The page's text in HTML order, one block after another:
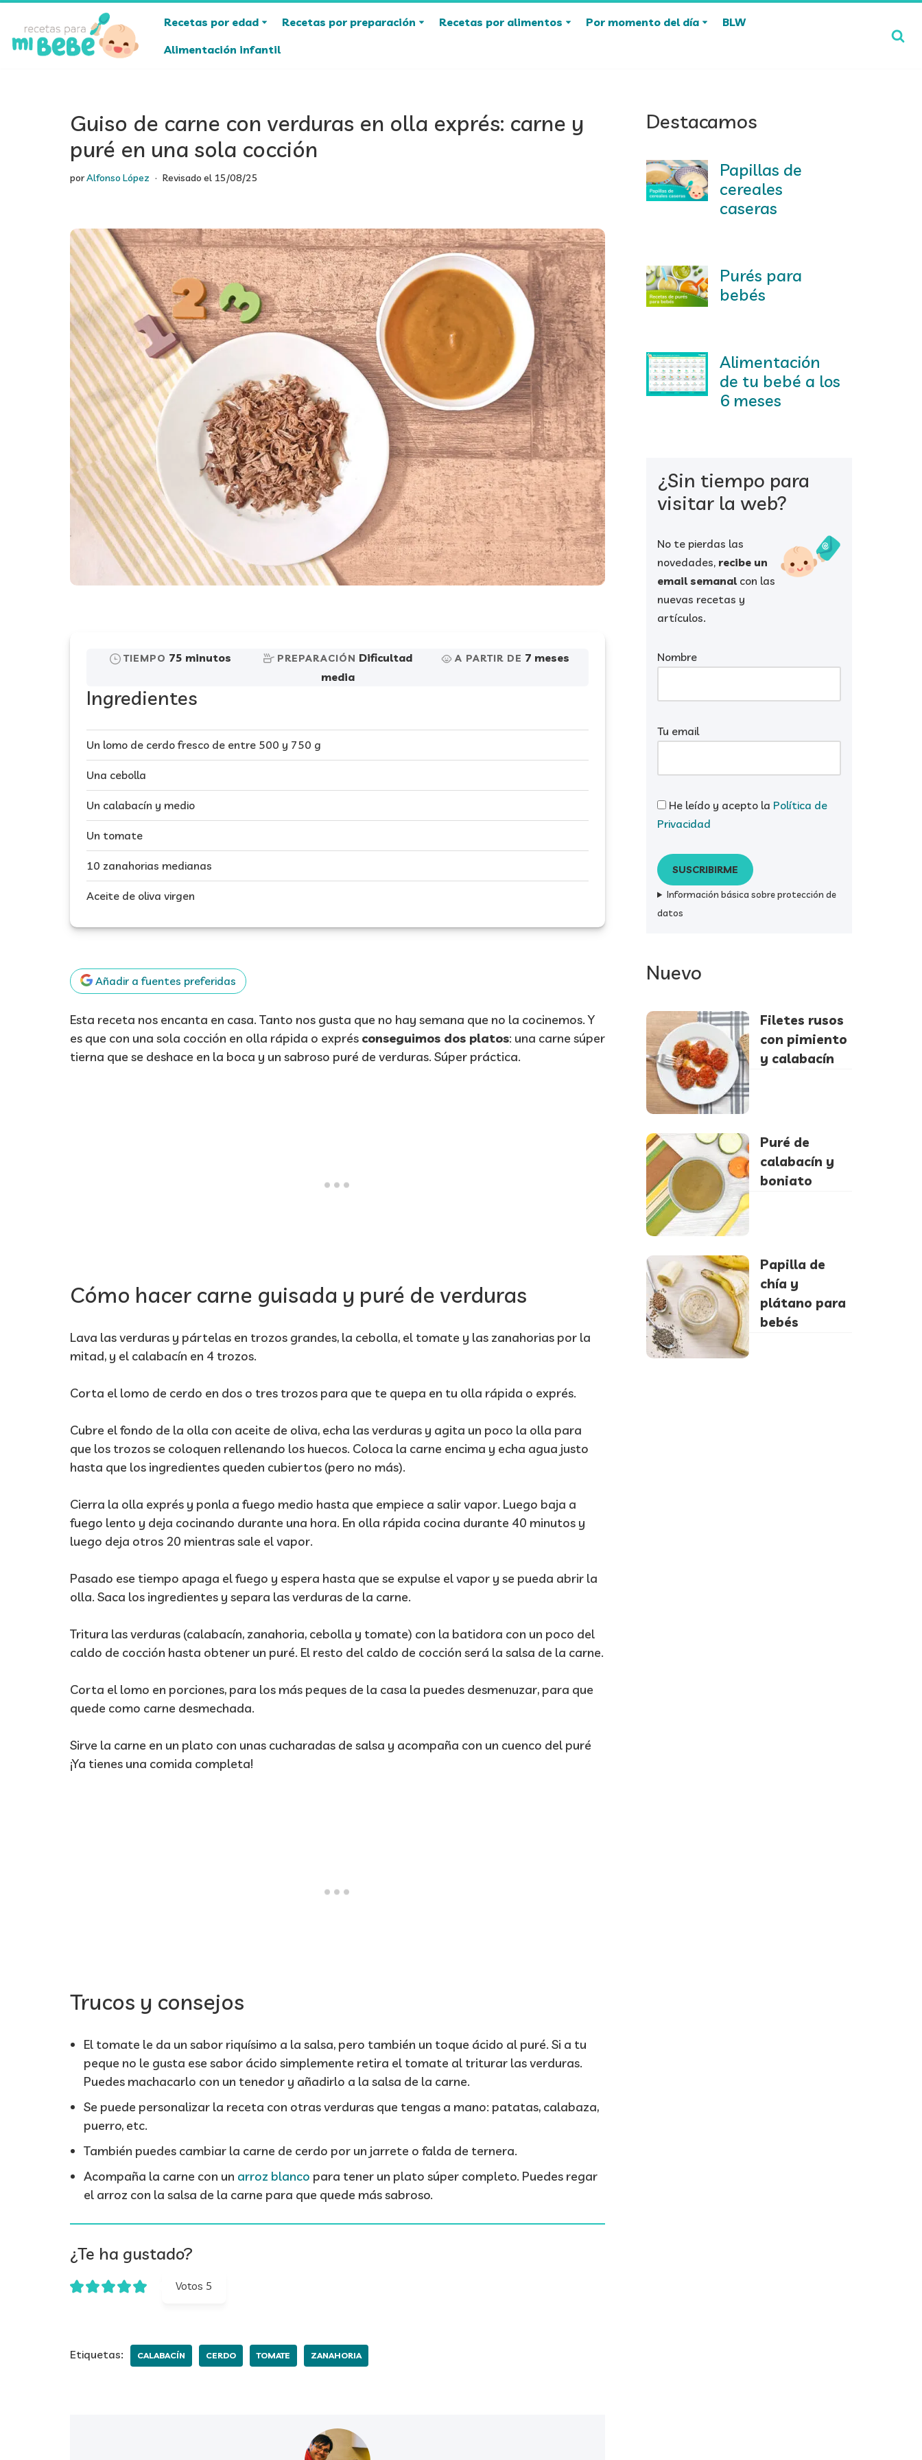
Saltar
Recetas por edad Recetas por preparación Recetas por alimentos Por momento del día
BLW
Alimentación infantil
Guiso de carne con verduras en olla exprés: carne y
puré en una sola cocción
porAlfonso López Revisado el 15/08/25
TIEMPO 75 minutos PREPARACIÓN Dificultad
media
A PARTIR DE 7 meses
Ingredientes
Un lomo de cerdo fresco de entre 500 y 750 g
Una cebolla
Un calabacín y medio
Un tomate
10 zanahorias medianas
Aceite de oliva virgen
Añadir a fuentes preferidas
Esta receta nos encanta en casa. Tanto nos gusta que no hay semana que no la cocinemos. Y
es que con una sola cocción en olla rápida o exprés conseguimos dos platos: una carne súper
tierna que se deshace en la boca y un sabroso puré de verduras. Súper práctica.
Cómo hacer carne guisada y puré de verduras
Lava las verduras y pártelas en trozos grandes, la cebolla, el tomate y las zanahorias por la
mitad, y el calabacín en 4 trozos.
Corta el lomo de cerdo en dos o tres trozos para que te quepa en tu olla rápida o exprés.
Cubre el fondo de la olla con aceite de oliva, echa las verduras y agita un poco la olla para
que los trozos se coloquen rellenando los huecos. Coloca la carne encima y echa agua justo
hasta que los ingredientes queden cubiertos (pero no más).
Cierra la olla exprés y ponla a fuego medio hasta que empiece a salir vapor. Luego baja a
fuego lento y deja cocinando durante una hora. En olla rápida cocina durante 40 minutos y
luego deja otros 20 mientras sale el vapor.
Pasado ese tiempo apaga el fuego y espera hasta que se expulse el vapor y se pueda abrir la
olla. Saca los ingredientes y separa las verduras de la carne.
Tritura las verduras (calabacín, zanahoria, cebolla y tomate) con la batidora con un poco del
caldo de cocción hasta obtener un puré. El resto del caldo de cocción será la salsa de la carne.
Corta el lomo en porciones, para los más peques de la casa la puedes desmenuzar, para que
quede como carne desmechada.
Sirve la carne en un plato con unas cucharadas de salsa y acompaña con un cuenco del puré
¡Ya tienes una comida completa!
Trucos y consejos
El tomate le da un sabor riquísimo a la salsa, pero también un toque ácido al puré. Si a tu
peque no le gusta ese sabor ácido simplemente retira el tomate al triturar las verduras.
Puedes machacarlo con un tenedor y añadirlo a la salsa de la carne.
Se puede personalizar la receta con otras verduras que tengas a mano: patatas, calabaza,
puerro, etc.
También puedes cambiar la carne de cerdo por un jarrete o falda de ternera.
Acompaña la carne con un arroz blanco para tener un plato súper completo. Puedes regar
el arroz con la salsa de la carne para que quede más sabroso.
¿Te ha gustado?
Votos 5
Etiquetas: CALABACÍN CERDO TOMATE ZANAHORIA
Destacamos
Papillas de
cereales
caseras
Purés para
bebés
Alimentación
de tu bebé a los
6 meses
¿Sin tiempo para
visitar la web?
No te pierdas las
novedades, recibe un
email semanalcon las
nuevas recetas y
artículos.
Nombre
Tu email
He leído y acepto la Política de
Privacidad
Información básica sobre protección de
datos
Nuevo
Filetes rusos
con pimiento
y calabacín
Puré de
calabacín y
boniato
Papilla de
chía y
plátano para
bebés